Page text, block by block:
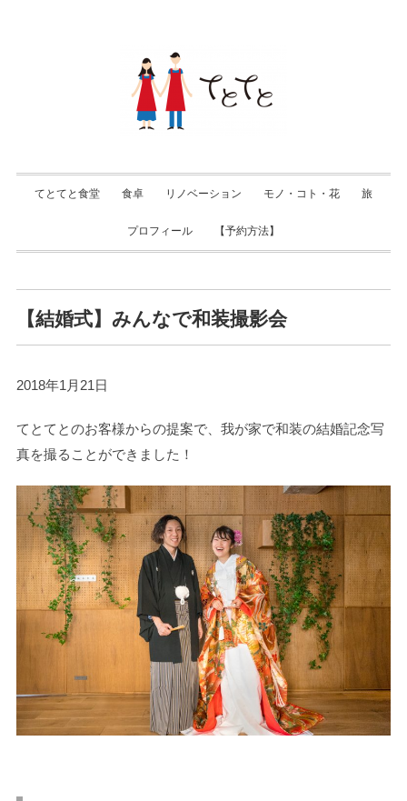
てとてと食堂 食卓 リノベーション モノ・コト・花 旅
プロフィール 【予約方法】
【結婚式】みんなで和装撮影会
2018年1月21日
てとてとのお客様からの提案で、我が家で和装の結婚記念写
真を撮ることができました！